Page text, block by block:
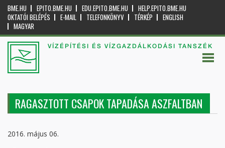
BME.HU EPITO.BME.HU EDU.EPITO.BME.HU
HELP.EPITO.BME.HU
OKTATÓI BELÉPÉS
E-MAIL TELEFONKÖNYV TÉRKÉP
ENGLISH
MAGYAR
VÍZÉPÍTÉSI ÉS VÍZGAZDÁLKODÁSI TANSZÉK
RAGASZTOTT CSAPOK TAPADÁSA ASZFALTBAN
2016. május 06.